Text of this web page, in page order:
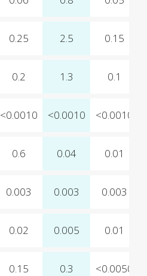
0.25 2.5 0.15
0.2 1.3 0.1
<0.0010 <0.0010 <0.0010
0.6 0.04 0.01
0.003 0.003 0.003
0.02 0.005 0.01
0.15 0.3 <0.0050